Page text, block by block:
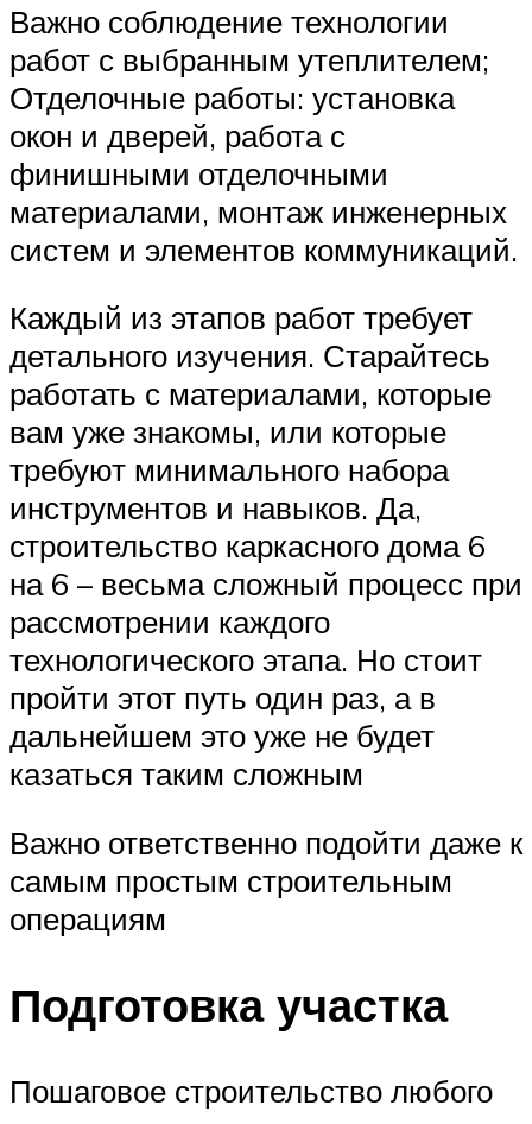
Важно соблюдение технологии
работ с выбранным утеплителем;
Отделочные работы: установка
окон и дверей, работа с
финишными отделочными
материалами, монтаж инженерных
систем и элементов коммуникаций.
Каждый из этапов работ требует
детального изучения. Старайтесь
работать с материалами, которые
вам уже знакомы, или которые
требуют минимального набора
инструментов и навыков. Да,
строительство каркасного дома 6
на 6 – весьма сложный процесс при
рассмотрении каждого
технологического этапа. Но стоит
пройти этот путь один раз, а в
дальнейшем это уже не будет
казаться таким сложным
Важно ответственно подойти даже к
самым простым строительным
операциям
Подготовка участка
Пошаговое строительство любого